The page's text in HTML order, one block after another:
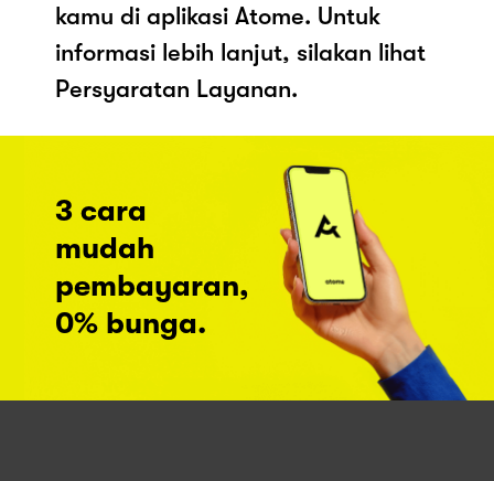
kamu di aplikasi Atome. Untuk
informasi lebih lanjut, silakan lihat
Persyaratan Layanan.
3 cara
mudah
pembayaran,
0% bunga.